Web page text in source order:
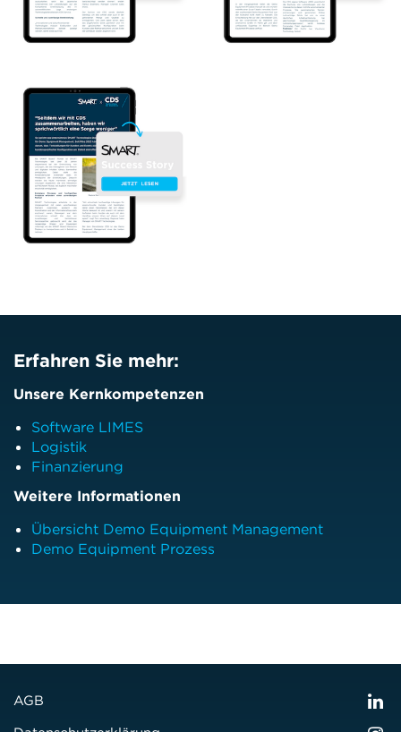
Erfahren Sie mehr:
Unsere Kernkompetenzen
Software LIMES
Logistik
Finanzierung
Weitere Informationen
Übersicht Demo Equipment Management
Demo Equipment Prozess
AGB